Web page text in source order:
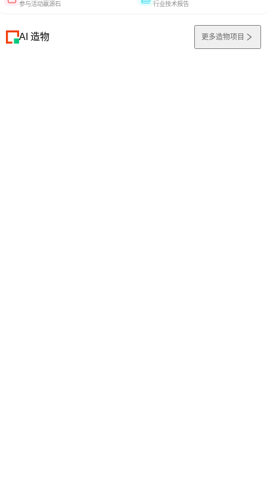
参与活动赢源石 行业技术报告
AI 造物 更多造物项目